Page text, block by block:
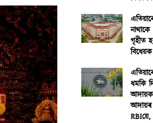
গৃহীত
বিধেয়ক
ধমকি
আদায়ৰ
RBIয়ে,